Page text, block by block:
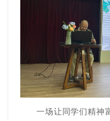
一场让同学们精神